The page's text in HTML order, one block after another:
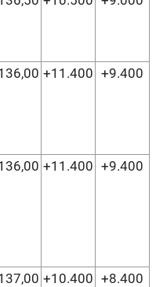
+11.400 +9.400
+11.400 +9.400
+10.400 +8.400